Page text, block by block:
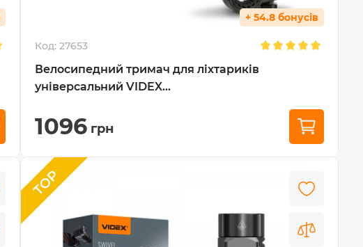
+ 54.8 бонусів
Код: 27653
Велосипедний тримач для ліхтариків
універсальний VIDEX...
1096 грн